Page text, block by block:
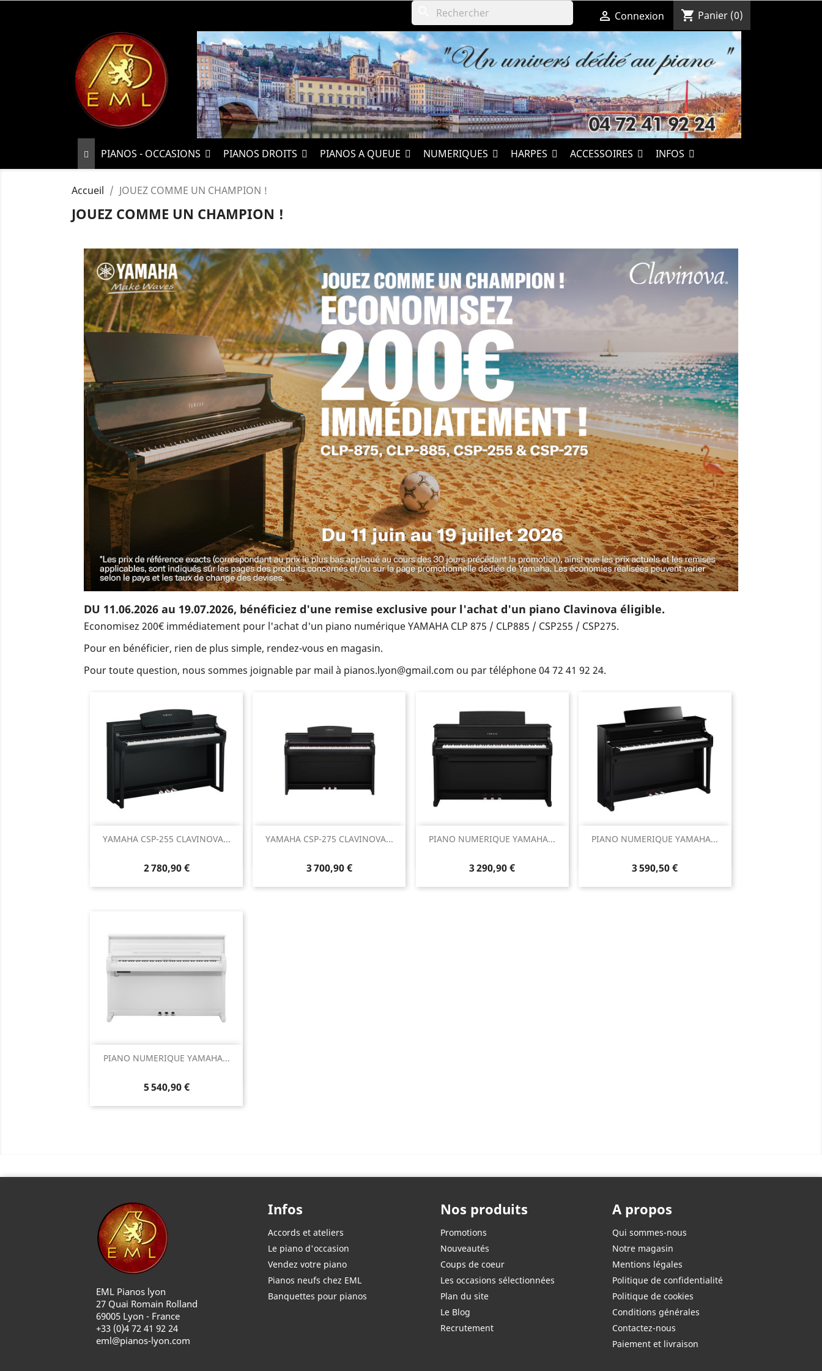
 Connexion shopping_cart Panier (0)
PIANOS - OCCASIONS PIANOS DROITS PIANOS A QUEUE NUMERIQUES HARPES ACCESSOIRES INFOS
Accueil JOUEZ COMME UN CHAMPION !
JOUEZ COMME UN CHAMPION !
DU 11.06.2026 au 19.07.2026, bénéficiez d'une remise exclusive pour l'achat d'un piano Clavinova éligible.
Economisez 200€ immédiatement pour l'achat d'un piano numérique YAMAHA CLP 875 / CLP885 / CSP255 / CSP275.
Pour en bénéficier, rien de plus simple, rendez-vous en magasin.
Pour toute question, nous sommes joignable par mail à pianos.lyon@gmail.com ou par téléphone 04 72 41 92 24.
YAMAHA CSP-255 CLAVINOVA...
2 780,90 €
 Aperçu rapide YAMAHA CSP-275 CLAVINOVA...
3 700,90 €
 Aperçu rapide PIANO NUMERIQUE YAMAHA...
3 290,90 €
Aperçu rapide PIANO NUMERIQUE YAMAHA...
3 590,50 €
Aperçu rapide
PIANO NUMERIQUE YAMAHA...
5 540,90 €
Aperçu rapide
EML Pianos lyon
27 Quai Romain Rolland
69005 Lyon - France
+33 (0)4 72 41 92 24
eml@pianos-lyon.com
Infos
Accords et ateliers
Le piano d'occasion
Vendez votre piano
Pianos neufs chez EML
Banquettes pour pianos
Nos produits
Promotions
Nouveautés
Coups de coeur
Les occasions sélectionnées
Plan du site
Le Blog
Recrutement
A propos
Qui sommes-nous
Notre magasin
Mentions légales
Politique de confidentialité
Politique de cookies
Conditions générales
Contactez-nous
Paiement et livraison